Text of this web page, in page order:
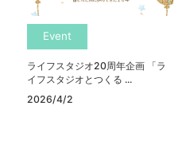
Event
ライフスタジオ20周年企画 「ラ
イフスタジオとつくる ...
2026/4/2